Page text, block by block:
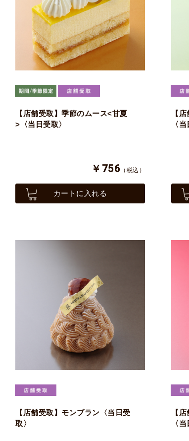
【店舗受取】季節のムース<甘夏
>〈当日受取〉
￥756 （税込）
カートに入れる
【
〈
【店舗受取】モンブラン〈当日受
取〉
【
〈